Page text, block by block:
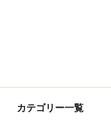
カテゴリー一覧